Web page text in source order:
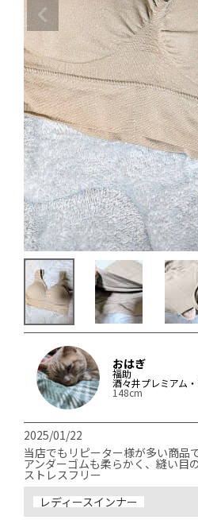
おはぎ
福助
酒々井プレミアム
148cm
2025/01/22
当店でもリピーター様が多い商品
アンダーゴムも柔らかく、縫い目
ストレスフリー
レディースインナー